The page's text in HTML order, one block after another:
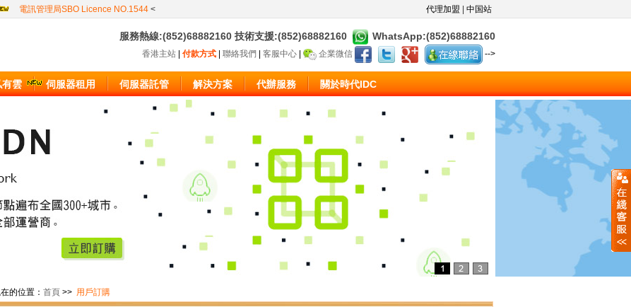
電訊管理局SBO Licence NO.1544 < 代理加盟 中国站
服務熱線:(852)68882160 技術支援:(852)68882160 WhatsApp:(852)68882160
香港主站 付款方式 聯絡我們 客服中心 企業微信 -->
有雲 伺服器租用 伺服器託管 解決方案 代辦服務 關於時代IDC
的位置： 首頁 >> 用戶訂購